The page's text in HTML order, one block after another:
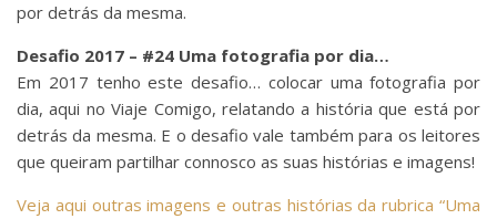
por detrás da mesma.
Desafio 2017 – #24 Uma fotografia por dia…
Em 2017 tenho este desafio… colocar uma fotografia por
dia, aqui no Viaje Comigo, relatando a história que está por
detrás da mesma. E o desafio vale também para os leitores
que queiram partilhar connosco as suas histórias e imagens!
Veja aqui outras imagens e outras histórias da rubrica “Uma